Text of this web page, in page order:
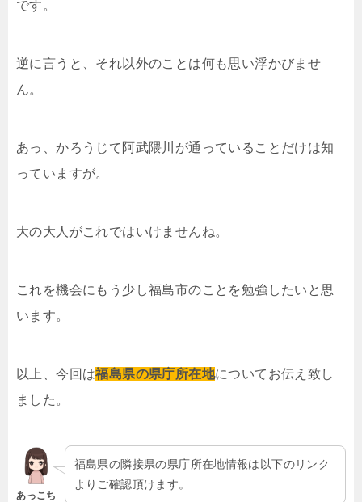
です。
逆に言うと、それ以外のことは何も思い浮かびませ
ん。
あっ、かろうじて阿武隈川が通っていることだけは知
っていますが。
大の大人がこれではいけませんね。
これを機会にもう少し福島市のことを勉強したいと思
います。
以上、今回は福島県の県庁所在地についてお伝え致し
ました。
あっこち
福島県の隣接県の県庁所在地情報は以下のリンク
よりご確認頂けます。